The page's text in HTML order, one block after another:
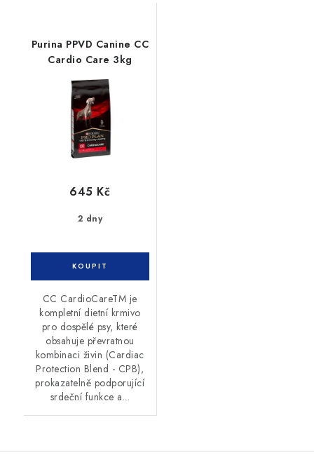
Purina PPVD Canine CC
Cardio Care 3kg
2 dny
645 Kč
CC CardioCareTM je
kompletní dietní krmivo
pro dospělé psy, které
obsahuje převratnou
kombinaci živin (Cardiac
Protection Blend - CPB),
prokazatelně podporující
srdeční funkce a...